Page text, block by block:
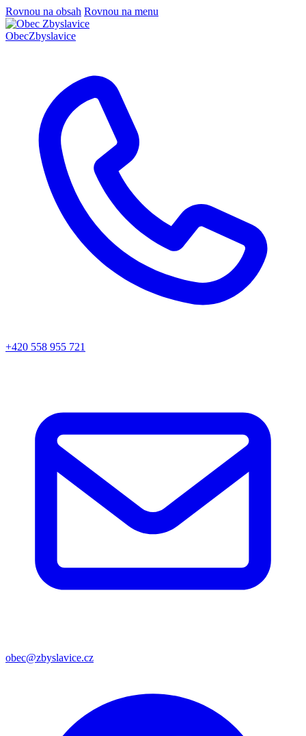
Rovnou na obsah Rovnou na menu
ObecZbyslavice
+420 558 955 721
obec@zbyslavice.cz